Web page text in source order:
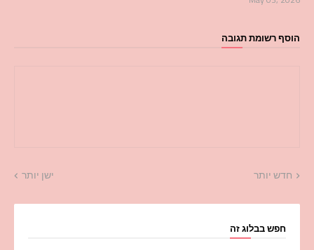
הוסף רשומת תגובה
חדש יותר ישן יותר
חפש בבלוג זה